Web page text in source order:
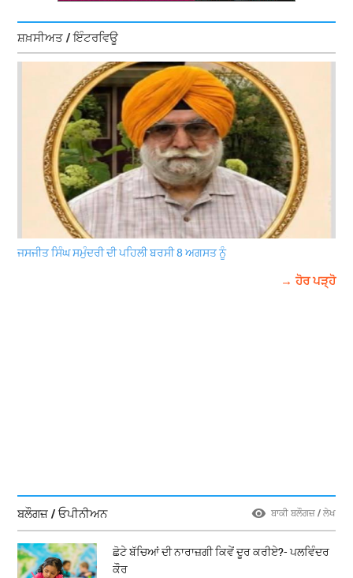
ਸ਼ਖ਼ਸੀਅਤ / ਇੰਟਰਵਿਊ
ਜਸਜੀਤ ਸਿੰਘ ਸਮੁੰਦਰੀ ਦੀ ਪਹਿਲੀ ਬਰਸੀ 8 ਅਗਸਤ ਨੂੰ
→ ਹੋਰ ਪੜ੍ਹੋ
ਬਲੌਗਜ਼ / ਓਪੀਨੀਅਨ ਬਾਕੀ ਬਲੌਗਜ਼ / ਲੇਖ
ਛੋਟੇ ਬੱਚਿਆਂ ਦੀ ਨਾਰਾਜ਼ਗੀ ਕਿਵੇਂ ਦੂਰ ਕਰੀਏ?- ਪਲਵਿੰਦਰ
ਕੌਰ